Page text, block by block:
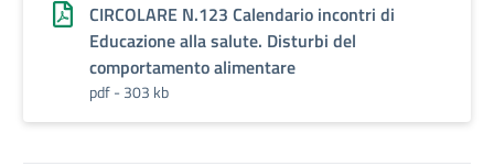
CIRCOLARE N.123 Calendario incontri di
Educazione alla salute. Disturbi del
comportamento alimentare
pdf - 303 kb